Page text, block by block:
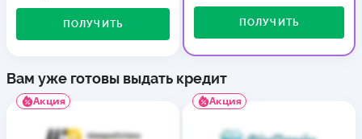
ПОЛУЧИТЬ ПОЛУЧИТЬ
Вам уже готовы выдать кредит
Акция Акция